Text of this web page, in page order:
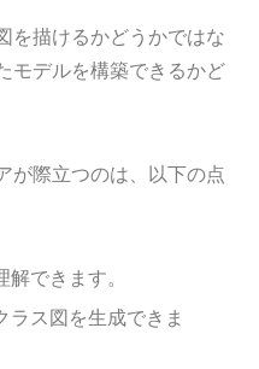
を描けるかどうかではな
モデルを構築できるかど
が際立つのは、以下の点
できます。
ラス図を生成できま